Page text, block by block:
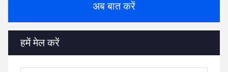
अब बात करें
हमें मेल करें